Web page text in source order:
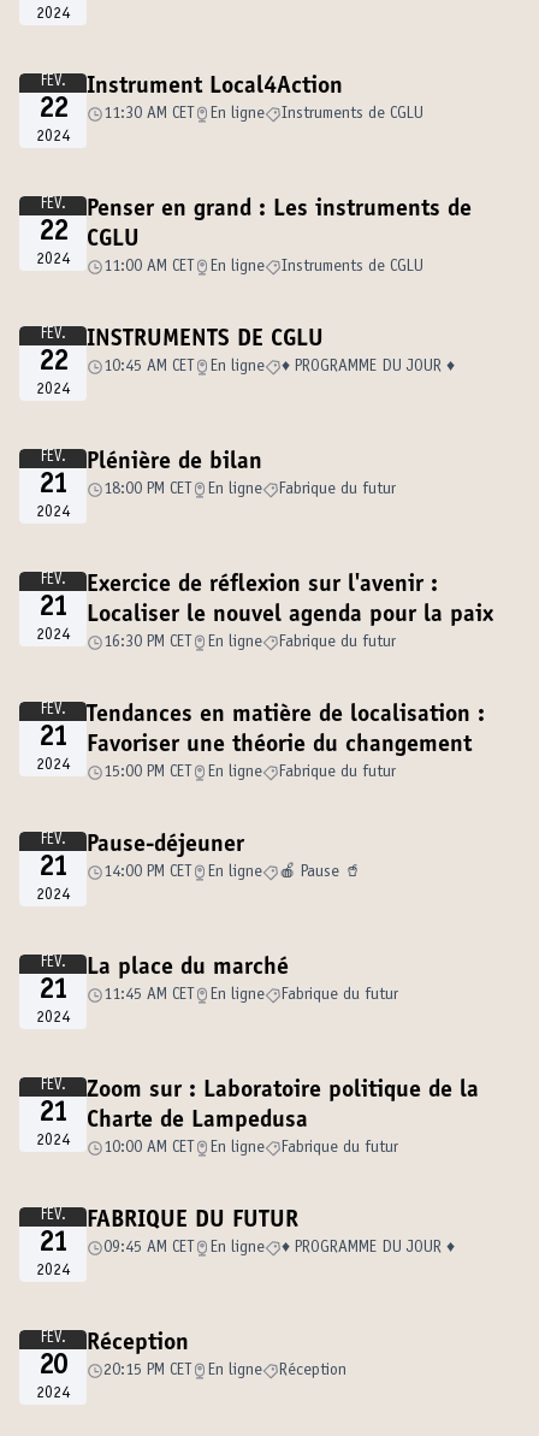
2024
FÉV.
22
2024
Instrument Local4Action
11:30 AM CET En ligne Instruments de CGLU
FÉV.
22
2024
Penser en grand : Les instruments de
CGLU
11:00 AM CET En ligne Instruments de CGLU
FÉV.
22
2024
INSTRUMENTS DE CGLU
10:45 AM CET En ligne ♦️ PROGRAMME DU JOUR ♦️
FÉV.
21
2024
Plénière de bilan
18:00 PM CET En ligne Fabrique du futur
FÉV.
21
2024
Exercice de réflexion sur l'avenir :
Localiser le nouvel agenda pour la paix
16:30 PM CET En ligne Fabrique du futur
FÉV.
21
2024
Tendances en matière de localisation :
Favoriser une théorie du changement
15:00 PM CET En ligne Fabrique du futur
FÉV.
21
2024
Pause-déjeuner
14:00 PM CET En ligne 🍎 Pause 🥤
FÉV.
21
2024
La place du marché
11:45 AM CET En ligne Fabrique du futur
FÉV.
21
2024
Zoom sur : Laboratoire politique de la
Charte de Lampedusa
10:00 AM CET En ligne Fabrique du futur
FÉV.
21
2024
FABRIQUE DU FUTUR
09:45 AM CET En ligne ♦️ PROGRAMME DU JOUR ♦️
FÉV.
20
2024
Réception
20:15 PM CET En ligne Réception